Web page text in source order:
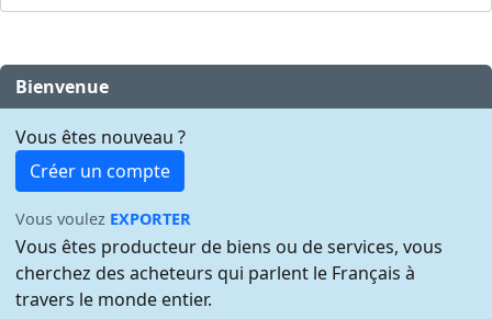
Bienvenue
Vous êtes nouveau ?
Créer un compte
Vous voulez EXPORTER
Vous êtes producteur de biens ou de services, vous
cherchez des acheteurs qui parlent le Français à
travers le monde entier.